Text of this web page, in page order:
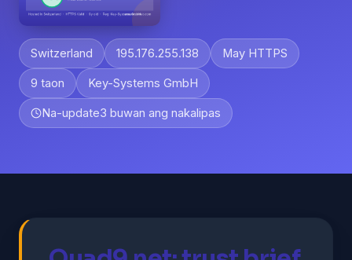
Switzerland 195.176.255.138 May HTTPS
9 taon Key-Systems GmbH
Na-update3 buwan ang nakalipas